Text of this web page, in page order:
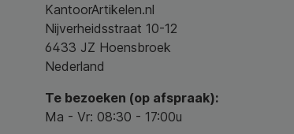
KantoorArtikelen.nl
Nijverheidsstraat 10-12
6433 JZ Hoensbroek
Nederland
Te bezoeken (op afspraak):
Ma - Vr: 08:30 - 17:00u